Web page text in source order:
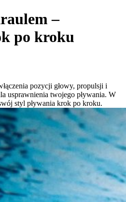
–
po kroku
pozycji głowy, propulsji i
usprawnienia twojego pływania. W
styl pływania krok po kroku.